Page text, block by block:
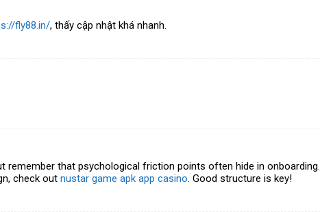
fly88.in/, thấy cập nhật khá nhanh.
remember that psychological friction points often hide in onboarding.
check out nustar game apk app casino. Good structure is key!